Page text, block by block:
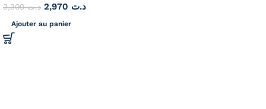
د.ت3,300 د.ت
Ajouter au panier